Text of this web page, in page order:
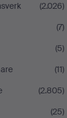
(2.026)
(7)
(5)
(11)
(2.805)
(25)